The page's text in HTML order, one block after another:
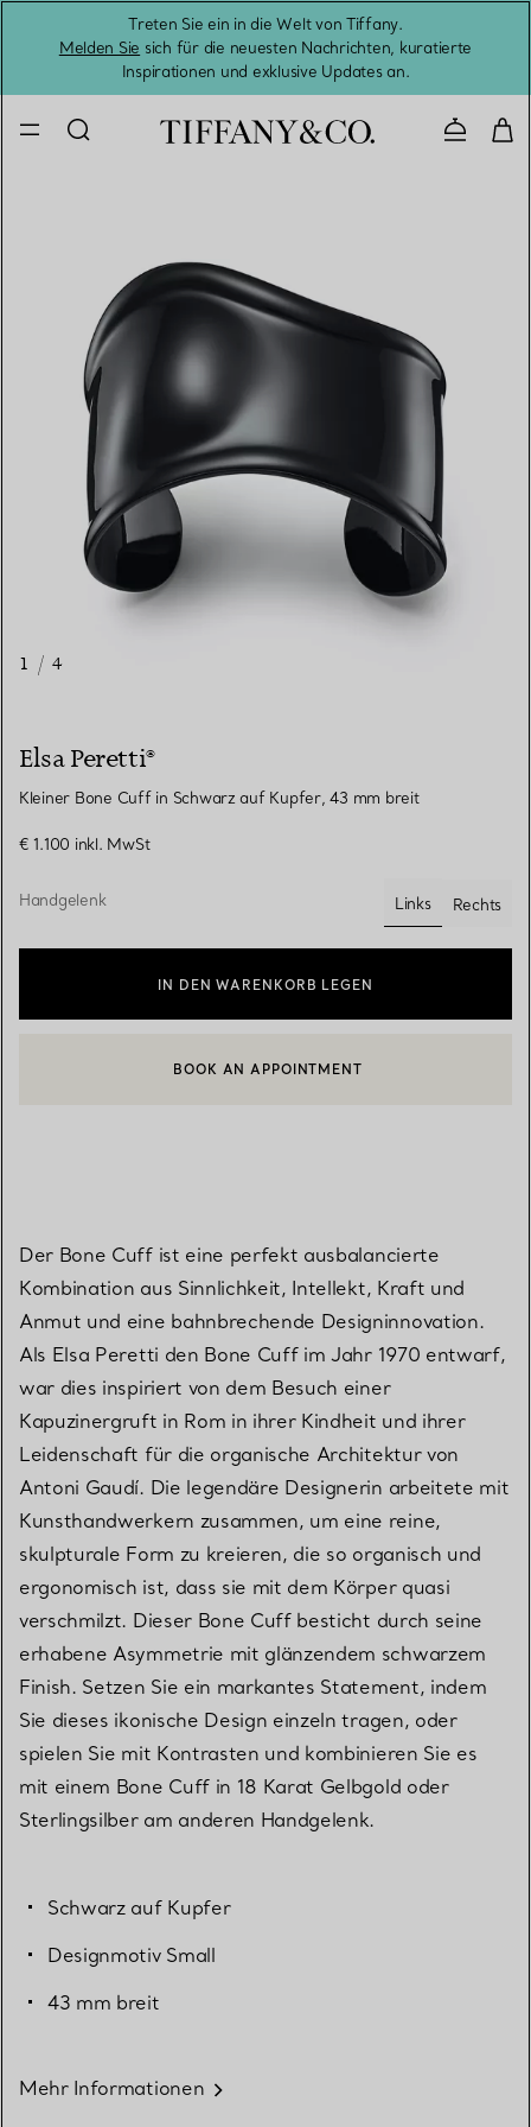
Treten Sie ein in die Welt von Tiffany.
Melden Sie sich für die neuesten Nachrichten, kuratierte
Inspirationen und exklusive Updates an.
1 / 4
Elsa Peretti®
Kleiner Bone Cuff in Schwarz auf Kupfer, 43 mm breit
€ 1.100 inkl. MwSt
Handgelenk
Links
ausgewählt
Rechts
IN DEN WARENKORB LEGEN
EINEN KUNDENBERATER KONTAKTIEREN ODER EINEN
BOOK AN APPOINTMENT
Der Bone Cuff ist eine perfekt ausbalancierte
Kombination aus Sinnlichkeit, Intellekt, Kraft und
Anmut und eine bahnbrechende Designinnovation.
Als Elsa Peretti den Bone Cuff im Jahr 1970 entwarf,
war dies inspiriert von dem Besuch einer
Kapuzinergruft in Rom in ihrer Kindheit und ihrer
Leidenschaft für die organische Architektur von
Antoni Gaudí. Die legendäre Designerin arbeitete mit
Kunsthandwerkern zusammen, um eine reine,
skulpturale Form zu kreieren, die so organisch und
ergonomisch ist, dass sie mit dem Körper quasi
verschmilzt. Dieser Bone Cuff besticht durch seine
erhabene Asymmetrie mit glänzendem schwarzem
Finish. Setzen Sie ein markantes Statement, indem
Sie dieses ikonische Design einzeln tragen, oder
spielen Sie mit Kontrasten und kombinieren Sie es
mit einem Bone Cuff in 18 Karat Gelbgold oder
Sterlingsilber am anderen Handgelenk.
Schwarz auf Kupfer
Designmotiv Small
43 mm breit
Mehr Informationen